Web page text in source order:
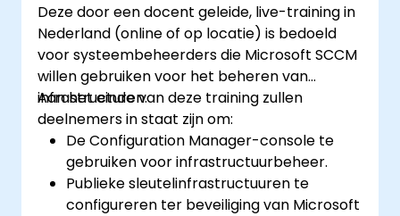
Deze door een docent geleide, live-training in
Nederland (online of op locatie) is bedoeld
voor systeembeheerders die Microsoft SCCM
willen gebruiken voor het beheren van
infrastructuren.
Aan het einde van deze training zullen
deelnemers in staat zijn om:
De Configuration Manager-console te
gebruiken voor infrastructuurbeheer.
Publieke sleutelinfrastructuuren te
configureren ter beveiliging van Microsoft